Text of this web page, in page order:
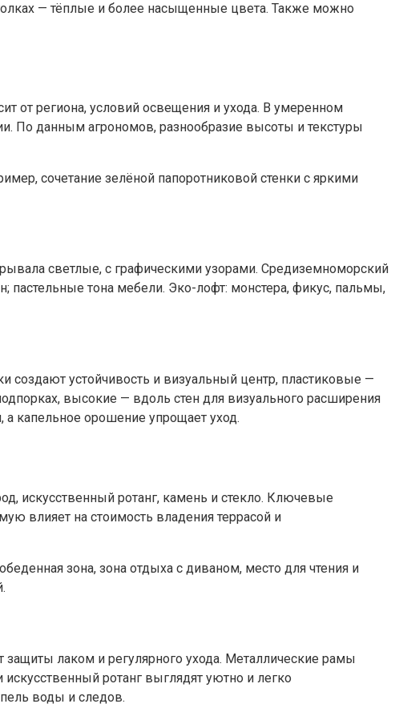
— тёплые и более насыщенные цвета. Также можно
от региона, условий освещения и ухода. В умеренном
По данным агрономов, разнообразие высоты и текстуры
сочетание зелёной папоротниковой стенки с яркими
светлые, с графическими узорами. Средиземноморский
пастельные тона мебели. Эко-лофт: монстера, фикус, пальмы,
устойчивость и визуальный центр, пластиковые —
высокие — вдоль стен для визуального расширения
а капельное орошение упрощает уход.
искусственный ротанг, камень и стекло. Ключевые
влияет на стоимость владения террасой и
зона, зона отдыха с диваном, место для чтения и
защиты лаком и регулярного ухода. Металлические рамы
ротанг выглядят уютно и легко
воды и следов.